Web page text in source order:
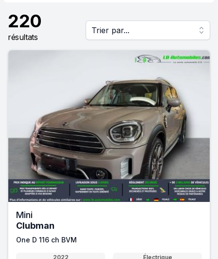
220
résultats
Trier par...
Mini
Clubman
One D 116 ch BVM
2022
Électrique